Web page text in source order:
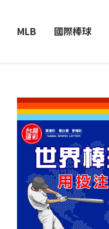
MLB 國際棒球